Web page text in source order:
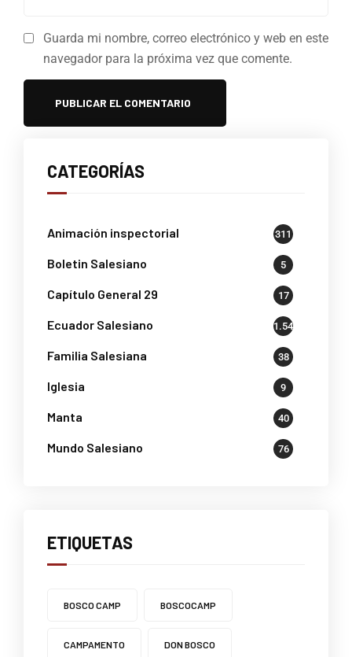
Guarda mi nombre, correo electrónico y web en este
navegador para la próxima vez que comente.
CATEGORÍAS
Animación inspectorial 311
Boletin Salesiano 5
Capítulo General 29 17
Ecuador Salesiano 1.541
Familia Salesiana 38
Iglesia 9
Manta 40
Mundo Salesiano 76
ETIQUETAS
BOSCO CAMP BOSCOCAMP
CAMPAMENTO DON BOSCO